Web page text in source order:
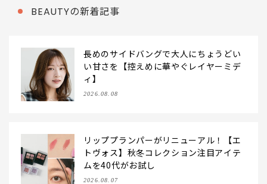
BEAUTYの新着記事
長めのサイドバングで大人にちょうどい
い甘さを【控えめに華やぐレイヤーミデ
ィ】
2026.08.08
リッププランパーがリニューアル！【エ
トヴォス】秋冬コレクション注目アイテ
ムを40代がお試し
2026.08.07